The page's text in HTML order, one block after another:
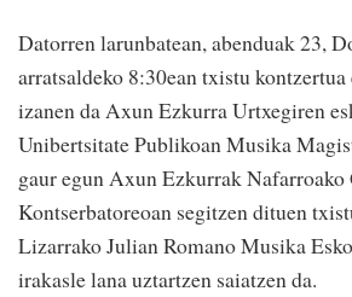
Datorren larunbatean, abenduak 23,
arratsaldeko 8:30ean txistu
izanen da Axun Ezkurra Urtxegiren
Unibertsitate Publikoan Musika
gaur egun Axun Ezkurrak
Kontserbatoreoan segitzen dituen
Lizarrako Julian Romano Musika
irakasle lana uztartzen saiatzen da.